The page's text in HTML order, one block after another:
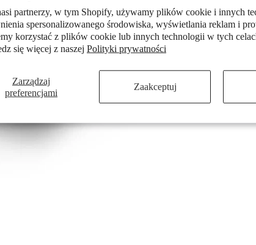
partnerzy, w tym Shopify, używamy plików cookie i innych
spersonalizowanego środowiska, wyświetlania reklam i
korzystać z plików cookie lub innych technologii w tych
się więcej z naszej Polityki prywatności
Zarządzaj
preferencjami
Zaakceptuj